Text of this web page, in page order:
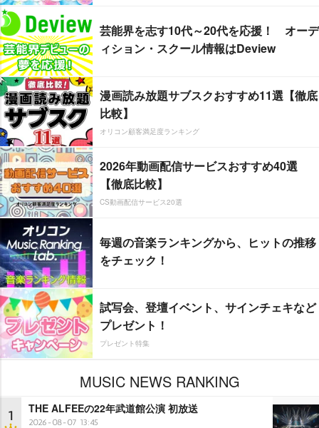
芸能界を志す10代～20代を応援！ オーデ
ィション・スクール情報はDeview
漫画読み放題サブスクおすすめ11選【徹底
比較】
オリコン顧客満足度ランキング
2026年動画配信サービスおすすめ40選
【徹底比較】
CS動画配信サービス20選
毎週の音楽ランキングから、ヒットの推移
をチェック！
試写会、登壇イベント、サインチェキなど
プレゼント！
プレゼント特集
MUSIC NEWS RANKING
1 THE ALFEEの22年武道館公演 初放送
2026-08-07 13:45